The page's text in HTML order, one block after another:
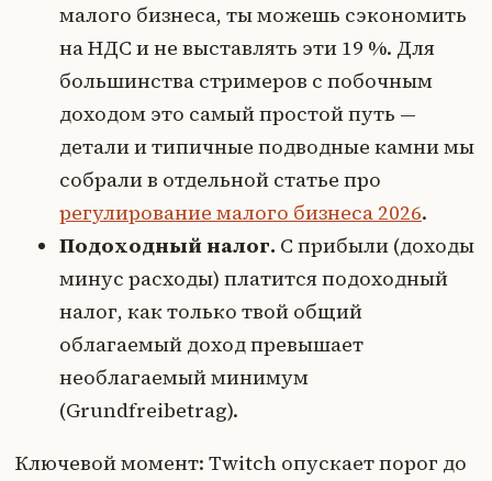
малого бизнеса, ты можешь сэкономить
на НДС и не выставлять эти 19 %. Для
большинства стримеров с побочным
доходом это самый простой путь —
детали и типичные подводные камни мы
собрали в отдельной статье про
регулирование малого бизнеса 2026.
Подоходный налог. С прибыли (доходы
минус расходы) платится подоходный
налог, как только твой общий
облагаемый доход превышает
необлагаемый минимум
(Grundfreibetrag).
Ключевой момент: Twitch опускает порог до